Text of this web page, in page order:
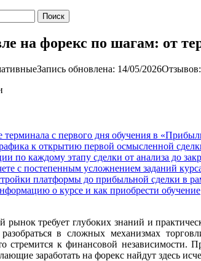
на форекс по шагам: от
Запись обновлена: 14/05/2026
терминала с первого дня обучения в
к открытию первой осмысленной
по каждому этапу сделки от анализа до
с постепенным усложнением заданий
платформы до прибыльной сделки в
о курсе и как приобрести обучение
требует глубоких знаний и
разобраться в сложных механизмах
стремится к финансовой независимости.
заработать на форекс найдут здесь